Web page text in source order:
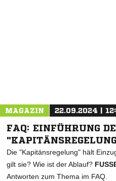
MAGAZIN 22.09.2024 |
FAQ: EINFÜHRUNG
Die "Kapitänsregelung" hält
gilt sie? Wie ist der Ablauf?
Antworten zum Thema im FAQ.